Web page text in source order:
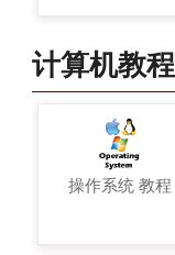
计算机教程
操作系统 教程